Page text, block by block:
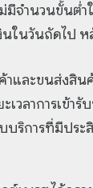
จำนวนขั้นต่ำ
นในวันถัดไป
และขนส่งสิน
วลาการเข้า
บริการที่มีปร